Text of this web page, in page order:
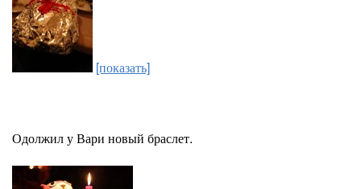
[показать]
Одолжил у Вари новый браслет.